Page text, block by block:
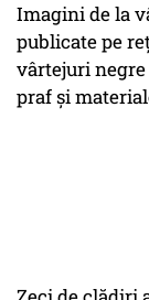
Imagini de la
publicate pe
vârtejuri
praf şi